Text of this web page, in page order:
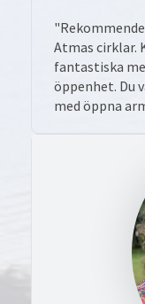
Atmas cirklar.
fantastiska
öppenhet. Du
med öppna